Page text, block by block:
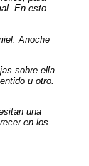
En esto
Anoche
sobre ella
u otro.
una
en los